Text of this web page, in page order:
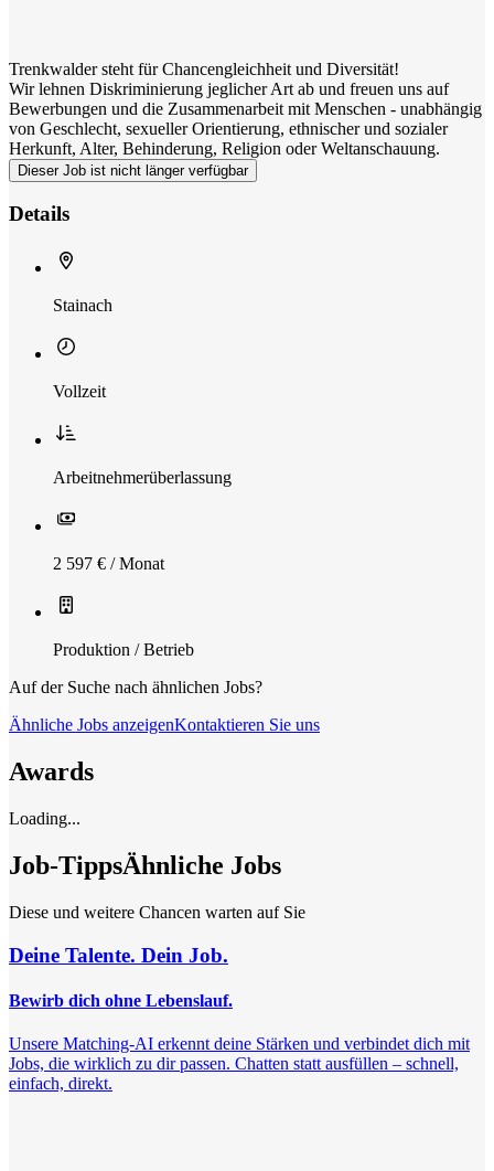
Trenkwalder steht für Chancengleichheit und Diversität!
Wir lehnen Diskriminierung jeglicher Art ab und freuen uns auf
Bewerbungen und die Zusammenarbeit mit Menschen - unabhängig
von Geschlecht, sexueller Orientierung, ethnischer und sozialer
Herkunft, Alter, Behinderung, Religion oder Weltanschauung.
Dieser Job ist nicht länger verfügbar
Details
Stainach
Vollzeit
Arbeitnehmerüberlassung
2 597 € / Monat
Produktion / Betrieb
Auf der Suche nach ähnlichen Jobs?
Ähnliche Jobs anzeigenKontaktieren Sie uns
Awards
Loading...
Job-TippsÄhnliche Jobs
Diese und weitere Chancen warten auf Sie
Deine Talente. Dein Job.
Bewirb dich ohne Lebenslauf.
Unsere Matching-AI erkennt deine Stärken und verbindet dich mit
Jobs, die wirklich zu dir passen. Chatten statt ausfüllen – schnell,
einfach, direkt.